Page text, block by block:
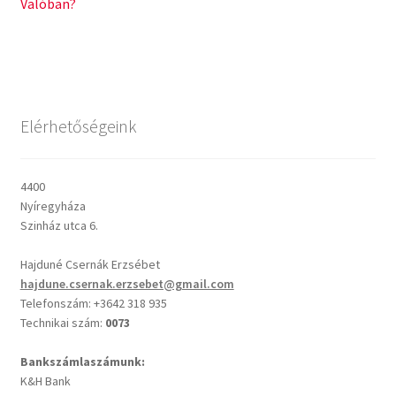
Napi Ige: Evangélikus bibliaolvasó Útmutató
Oswald Chambers: Krisztus mindenek felett
Mindennapi kenyerünk
Alkalmaink
Bemutatkozás
Elérhetőségek
navigáció
Valóban?
Elérhetőségeink
4400
Nyíregyháza
Szinház utca 6.
Hajduné Csernák Erzsébet
hajdune.csernak.erzsebet@gmail.com
Telefonszám: +3642 318 935
Technikai szám: 0073
Bankszámlaszámunk:
K&H Bank